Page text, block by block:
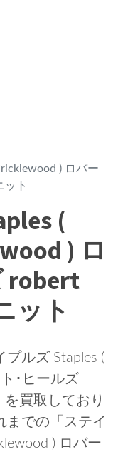
) ロバー
ット
(
) ロ
robert
ット
ルズ Staples (
･ヒールズ
買取しており
までの「ステイ
) ロバー